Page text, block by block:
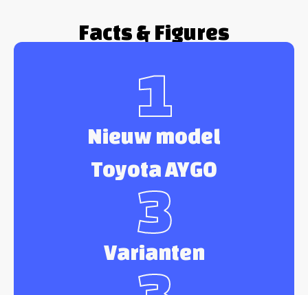
Facts & Figures
1
Nieuw model
Toyota AYGO
3
Varianten